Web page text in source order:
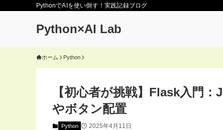
PythonでAIを使い倒す！実践記録ブログ
Python×AI Lab
ホーム Python
【初心者が挑戦】Flask入門
やボタン配置
Python 2025年4月11日